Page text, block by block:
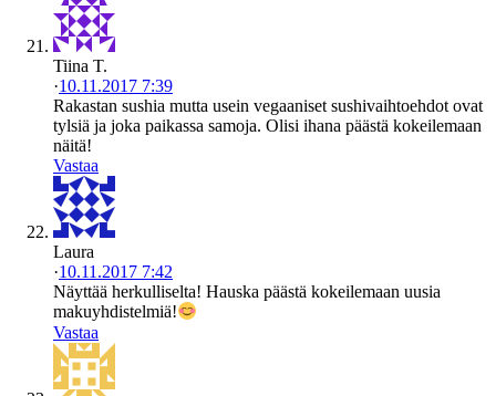
Tiina T.
·10.11.2017 7:39
Rakastan sushia mutta usein vegaaniset sushivaihtoehdot ovat
tylsiä ja joka paikassa samoja. Olisi ihana päästä kokeilemaan
näitä!
Vastaa
Laura
·10.11.2017 7:42
Näyttää herkulliselta! Hauska päästä kokeilemaan uusia
makuyhdistelmiä!
Vastaa